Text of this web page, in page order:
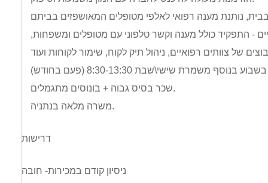
- התפקיד כולל מענה וקשר טלפוני עם מטופלים ומשפחות,
שכר בסיס גבוה + בונוסים מתגמלים.
משרה מלאה בנתניה.
דרישות
ניסיון קודם במכירות- חובה